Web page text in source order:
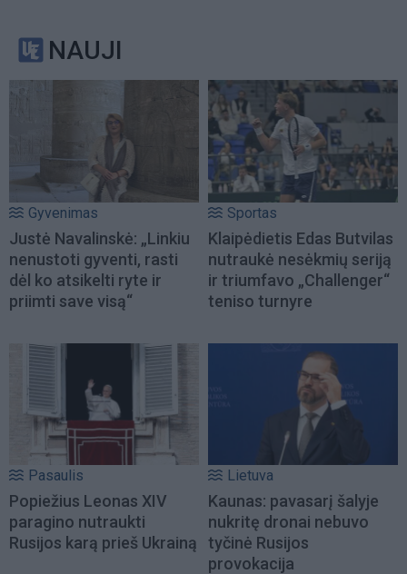
NAUJI
Gyvenimas
Justė Navalinskė: „Linkiu
nenustoti gyventi, rasti
dėl ko atsikelti ryte ir
priimti save visą“
Sportas
Klaipėdietis Edas Butvilas
nutraukė nesėkmių seriją
ir triumfavo „Challenger“
teniso turnyre
Pasaulis
Popiežius Leonas XIV
paragino nutraukti
Rusijos karą prieš Ukrainą
Lietuva
Kaunas: pavasarį šalyje
nukritę dronai nebuvo
tyčinė Rusijos
provokacija